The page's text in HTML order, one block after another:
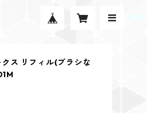
ス リフィル(ブラシな